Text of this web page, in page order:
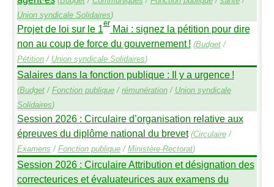
Union syndicale Solidaires)
Projet de loi sur le 1erMai : signez la pétition pour dire
non au coup de force du gouvernement ! (Budget/
Pétition/ Union syndicale Solidaires)
Salaires dans la fonction publique : Il y a urgence !
(Budget/ Fonction publique/ rémunération/ Union syndicale
Solidaires)
Session 2026 : Circulaire d’organisation relative aux
épreuves du diplôme national du brevet (Circulaire/
Examens / Fonction publique/ Ministère-Rectorat)
Session 2026 : Circulaire Attribution et désignation des
correcteurices et évaluateurices aux examens du